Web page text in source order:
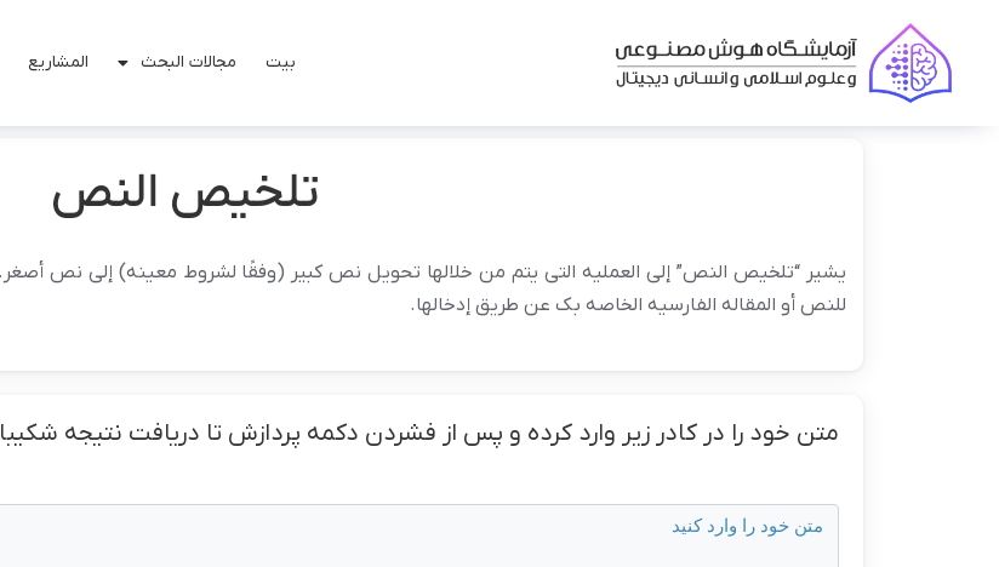
بیت مجالات البحث المشاریع
تلخیص النص
یشیر “تلخیص النص” إلى العملیه التی یتم من خلالها تحویل نص کبیر (وفقًا لشروط معینه) إلى نص
للنص أو المقاله الفارسیه الخاصه بک عن طریق إدخالها.
متن خود را در کادر زیر وارد کرده و پس از فشردن دکمه پردازش تا دریافت نتیجه